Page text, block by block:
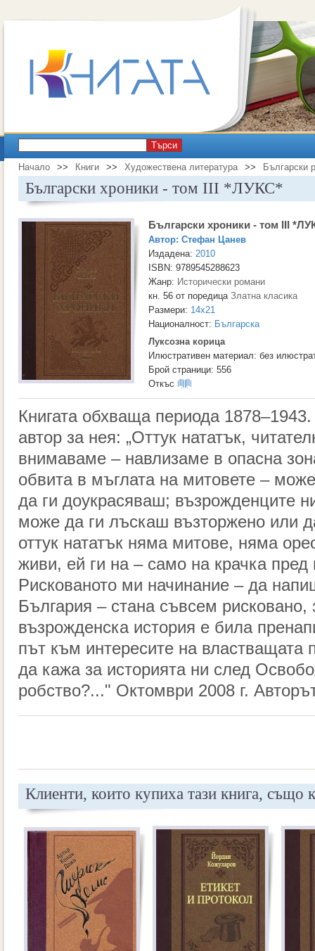
Търси
Начало >> Книги >> Художествена литература >> Български
Български хроники - том III *ЛУКС*
Български хроники - том III
Автор: Стефан Цанев
Издадена: 2010
ISBN: 9789545288623
Жанр: Исторически романи
кн. 56 от поредица Златна класика
Размери: 14x21
Националност: Българска
Луксозна корица
Илюстративен материал: без
Брой страници: 556
Откъс
Книгата обхваща периода
автор за нея: „Оттук нататък,
внимаваме – навлизаме в опасна
обвита в мъглата на митовете –
да ги доукрасяваш; възрожденците
може да ги лъскаш възторжено или
оттук нататък няма митове, няма
живи, ей ги на – само на крачка
Рискованото ми начинание – да
България – стана съвсем
възрожденска история е била
път към интересите на властващата
да кажа за историята ни след
робство?..." Октомври 2008 г.
Клиенти, които купиха тази книга, също